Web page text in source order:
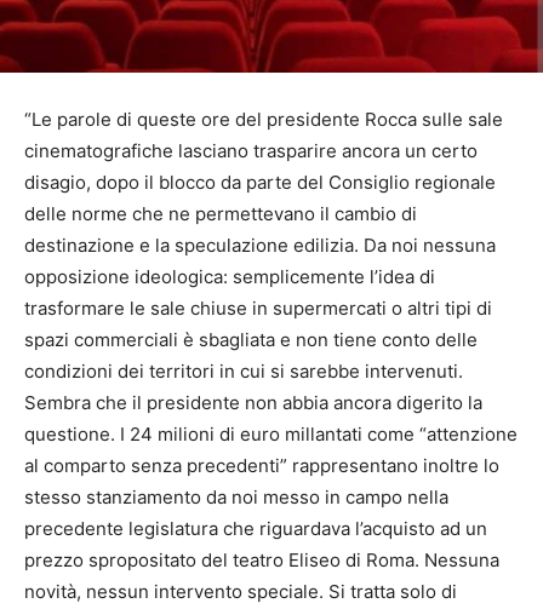
“Le parole di queste ore del presidente Rocca sulle sale
cinematografiche lasciano trasparire ancora un certo
disagio, dopo il blocco da parte del Consiglio regionale
delle norme che ne permettevano il cambio di
destinazione e la speculazione edilizia. Da noi nessuna
opposizione ideologica: semplicemente l’idea di
trasformare le sale chiuse in supermercati o altri tipi di
spazi commerciali è sbagliata e non tiene conto delle
condizioni dei territori in cui si sarebbe intervenuti.
Sembra che il presidente non abbia ancora digerito la
questione. I 24 milioni di euro millantati come “attenzione
al comparto senza precedenti” rappresentano inoltre lo
stesso stanziamento da noi messo in campo nella
precedente legislatura che riguardava l’acquisto ad un
prezzo spropositato del teatro Eliseo di Roma. Nessuna
novità, nessun intervento speciale. Si tratta solo di